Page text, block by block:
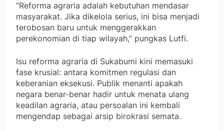
“Reforma agraria adalah kebutuhan mendasar
masyarakat. Jika dikelola serius, ini bisa menjadi
terobosan baru untuk menggerakkan
perekonomian di tiap wilayah,” pungkas Lutfi.
Isu reforma agraria di Sukabumi kini memasuki
fase krusial: antara komitmen regulasi dan
keberanian eksekusi. Publik menanti apakah
negara benar-benar hadir untuk menata ulang
keadilan agraria, atau persoalan ini kembali
mengendap sebagai arsip birokrasi semata.